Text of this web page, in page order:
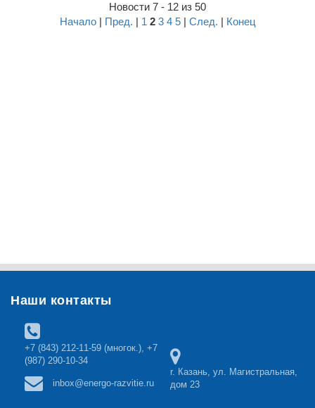
Новости 7 - 12 из 50
Начало| Пред. | 1 2 3 4 5| След. | Конец
Наши контакты
+7 (843) 212-11-59 (многок.), +7
(987) 290-10-34
inbox@energo-razvitie.ru
r. Казань, ул. Магистральная,
дом 23